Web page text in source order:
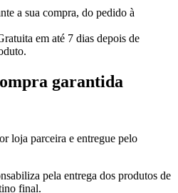
a sua compra, do pedido à
em até 7 dias depois de
garantida
loja parceira e entregue pelo
pela entrega dos produtos de
final.